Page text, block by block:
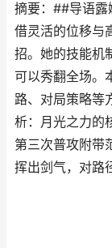
摘要：##导语露
借灵活的位移与
招。她的技能机
可以秀翻全场。
路、对局策略等
析：月光之力的
第三次普攻附带
挥出剑气，对路